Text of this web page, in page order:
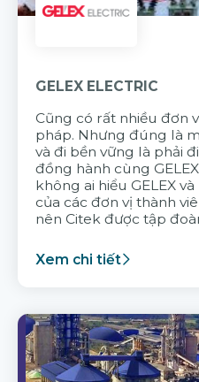
GELEX ELECTRIC
Cũng có rất nhiều đơn
pháp. Nhưng đúng là
và đi bền vững là phải
đồng hành cùng
không ai hiểu GELEX
của các đơn vị thành
nên Citek được tập
Xem chi tiết